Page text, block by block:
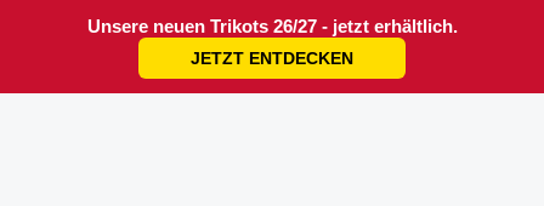
Unsere neuen Trikots 26/27 - jetzt erhältlich.
JETZT ENTDECKEN